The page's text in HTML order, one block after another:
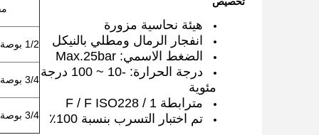
1/2 بوصة × 1/2 بوصة
3/4 بوصة × 1/2 بوصة
3/4 بوصة × 3/4 بوصة
هيئة نحاسية مزورة
انفجار الرمال ومطلي بالنيكل
الضغط الاسمي: Max.25bar
درجة الحرارة: -10 ~ 100 درجة
مئوية
مترابطة F / F ISO228 / 1
تم اختبار التسرب بنسبة 100٪